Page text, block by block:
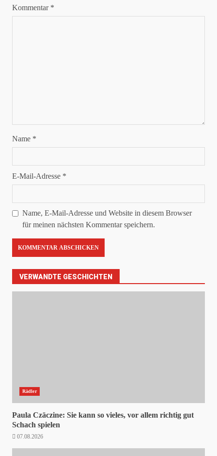
Kommentar *
Name *
E-Mail-Adresse *
Name, E-Mail-Adresse und Website in diesem Browser
für meinen nächsten Kommentar speichern.
VERWANDTE GESCHICHTEN
Rädler
Paula Czäczine: Sie kann so vieles, vor allem richtig gut
Schach spielen
07.08.2026